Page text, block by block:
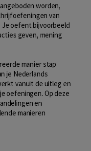
worden,
van
Je oefent bijvoorbeeld
geven, mening
manier stap
je Nederlands
vanuit de uitleg en
oefeningen. Op deze
en
manieren